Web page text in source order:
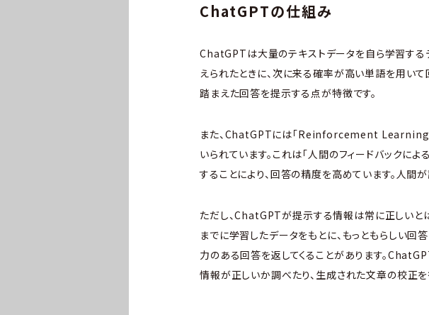
ChatGPTの仕組み
ChatGPTは大量のテキストデータを自ら学習する
えられたときに、次に来る確率が高い単語を用い
踏まえた回答を提示する点が特徴です。
また、ChatGPTには「Reinforcement Learning
いられています。これは「人間のフィードバックに
することにより、回答の精度を高めています。人間
ただし、ChatGPTが提示する情報は常に正しいと
までに学習したデータをもとに、もっともらしい回
力のある回答を返してくることがあります。
情報が正しいか調べたり、生成された文章の校正を